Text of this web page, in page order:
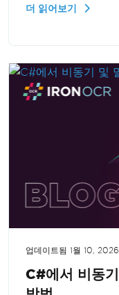
더 읽어보기
업데이트됨 1월 10, 2026
C#에서 비동